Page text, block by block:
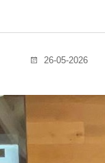
26-05-2026